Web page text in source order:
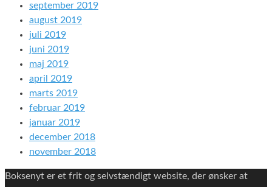
september 2019
august 2019
juli 2019
juni 2019
maj 2019
april 2019
marts 2019
februar 2019
januar 2019
december 2018
november 2018
Boksenyt er et frit og selvstændigt website, der ønsker at